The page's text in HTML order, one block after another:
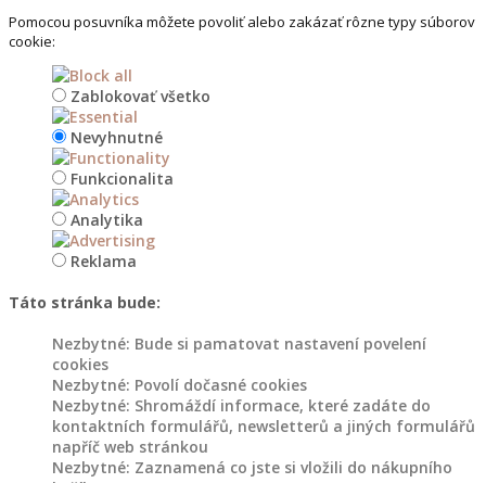
květináče
Dřevořezba
zahrady
Květináče
záhony
Dřevěné
květináče
do
zahrady
Květináče
z
kmenů
Pomocou posuvníka môžete povoliť alebo zakázať rôzne typy súborov
cookie:
Zablokovať všetko
Nevyhnutné
Funkcionalita
Analytika
Reklama
Táto stránka bude:
Nezbytné: Bude si pamatovat nastavení povelení
cookies
Nezbytné: Povolí dočasné cookies
Nezbytné: Shromáždí informace, které zadáte do
kontaktních formulářů, newsletterů a jiných formulářů
napříč web stránkou
Nezbytné: Zaznamená co jste si vložili do nákupního